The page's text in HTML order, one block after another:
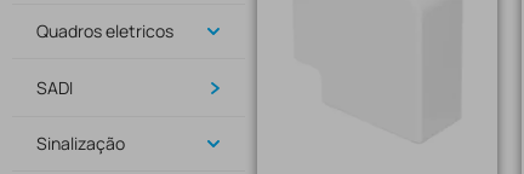
Quadros eletricos
SADI
Sinalização